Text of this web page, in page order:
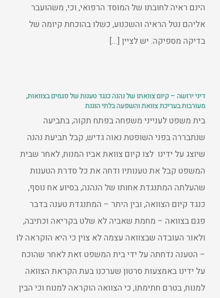
הינם ראיה לחובתו של המוסד הרפואי, וכי, משהועבר
אליהם נטל הראיה והשכנוע, כשלו בהוכחת קיומה של
בדיקה מספיקה. יש לציין [...]
דיני ירושה – קיום צוואתו של נהנה כנגד טענות של פגמים בצוואות,
מעורבות בעריכת צוואת והשפעה בלתי הוגנת
בית משפט לענייני משפחה בפתח תקוה, בתביעה
שנתבררה בפני השופטת נאוה גדיש, קבל תביעת נהנה
שיוצג על ידינו לצו קיום צוואת אביו המנוח, לאחר שבית
המשפט קבל את טענותיו ודחה את כל סדרת הטענות
שהעלתה המתנגדת אחותו של הנהנה, בסיוע אח נוסף,
כנגד קיום הצוואה, ובין היתר – המתנגדת טענה בדבר
פגם בצוואה – מחמת שאביה לא שלט בקריאה וכתיבה,
ולאור העובדה שבצוואה עצמה לא צוין כי היא הוקראה לו
– הטענה נדחתה על ידי בית המשפט זאת לאחר שהוכח
על ידינו באמצעות סרטון שערכנו בעת הקראת הצוואה
למנוח, בטרם חתימתו, כי הצוואה הוקראה למנוח וכי הבין